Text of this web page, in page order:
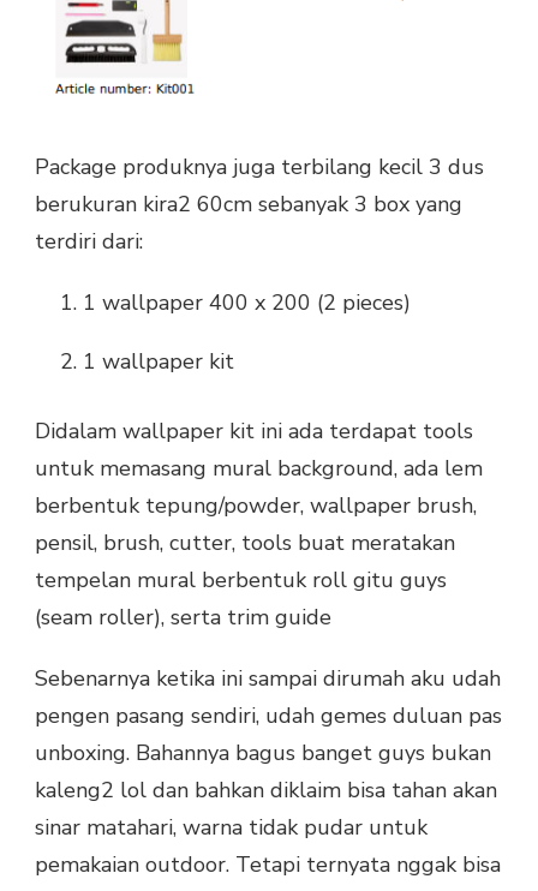
Package produknya juga terbilang kecil 3 dus
berukuran kira2 60cm sebanyak 3 box yang
terdiri dari:
1 wallpaper 400 x 200 (2 pieces)
1 wallpaper kit
Didalam wallpaper kit ini ada terdapat tools
untuk memasang mural background, ada lem
berbentuk tepung/powder, wallpaper brush,
pensil, brush, cutter, tools buat meratakan
tempelan mural berbentuk roll gitu guys
(seam roller), serta trim guide
Sebenarnya ketika ini sampai dirumah aku udah
pengen pasang sendiri, udah gemes duluan pas
unboxing. Bahannya bagus banget guys bukan
kaleng2 lol dan bahkan diklaim bisa tahan akan
sinar matahari, warna tidak pudar untuk
pemakaian outdoor. Tetapi ternyata nggak bisa